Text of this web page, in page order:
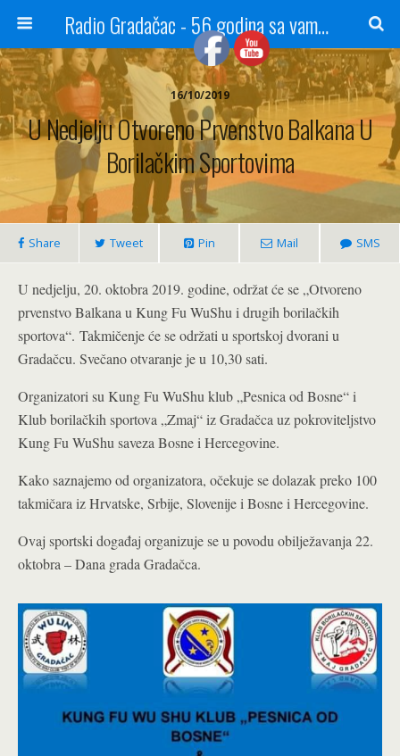
Radio Gradačac - 56 godina sa vama...
16/10/2019
U Nedjelju Otvoreno Prvenstvo Balkana U
Borilačkim Sportovima
Share Tweet Pin Mail SMS
U nedjelju, 20. oktobra 2019. godine, održat će se „Otvoreno
prvenstvo Balkana u Kung Fu WuShu i drugih borilačkih
sportova“. Takmičenje će se održati u sportskoj dvorani u
Gradačcu. Svečano otvaranje je u 10,30 sati.
Organizatori su Kung Fu WuShu klub „Pesnica od Bosne“ i
Klub borilačkih sportova „Zmaj“ iz Gradačca uz pokroviteljstvo
Kung Fu WuShu saveza Bosne i Hercegovine.
Kako saznajemo od organizatora, očekuje se dolazak preko 100
takmičara iz Hrvatske, Srbije, Slovenije i Bosne i Hercegovine.
Ovaj sportski događaj organizuje se u povodu obilježavanja 22.
oktobra – Dana grada Gradačca.